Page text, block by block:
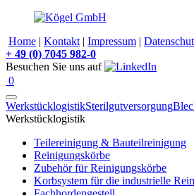
Home | Kontakt | Impressum |
+ 49 (0) 7045 982-0
Besuchen Sie uns auf
0
WerkstücklogistikSterilgutversorgung
Werkstücklogistik
Teilereinigung & Bauteilreinigung
Reinigungskörbe
Zubehör für Reinigungskörbe
Korbsystem für die industrielle